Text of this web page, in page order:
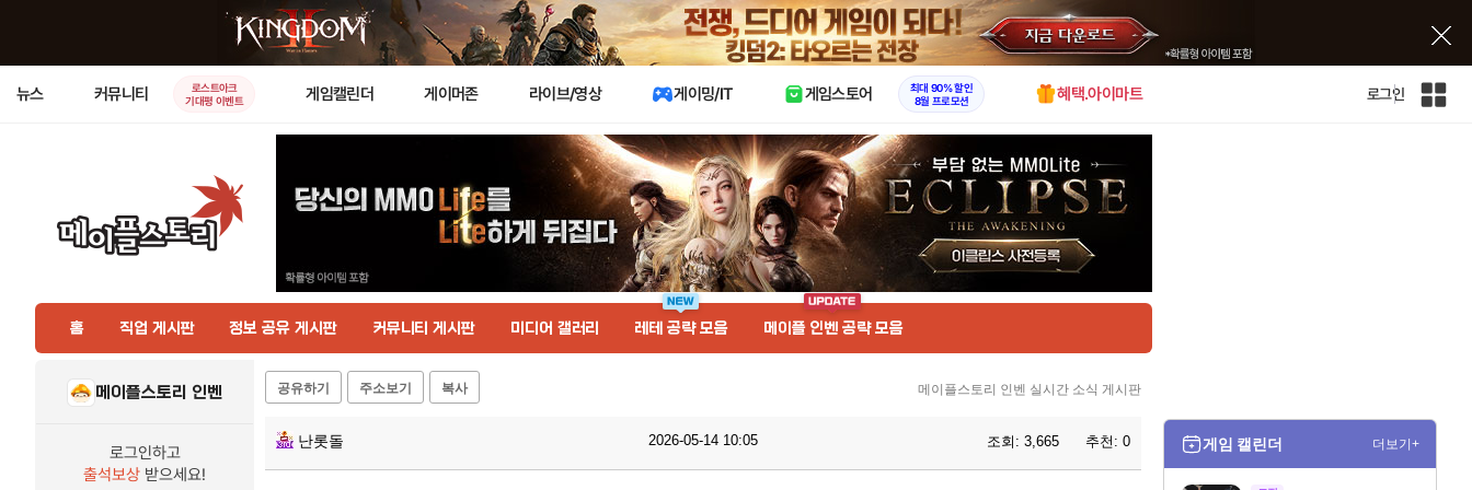
X
뉴스 커뮤니티
로스트아크
기대평 이벤트
게임캘린더 게이머존 라이브/영상 게이밍/IT 게임스토어
최대 90% 할인
8월 프로모션
혜택.아이마트 로그인
인
홈 직업 게시판 정보 공유 게시판 커뮤니티 게시판 미디어 갤러리 레테 공략 모음 메이플 인벤 공략 모음
메이플스토리 인벤
로그인하고
출석보상 받으세요!
공유하기 주소보기 복사 메이플스토리 인벤 실시간 소식 게시판
난롯돌 2026-05-14 10:05 조회: 3,665 추천: 0 게임 캘린더 더보기+